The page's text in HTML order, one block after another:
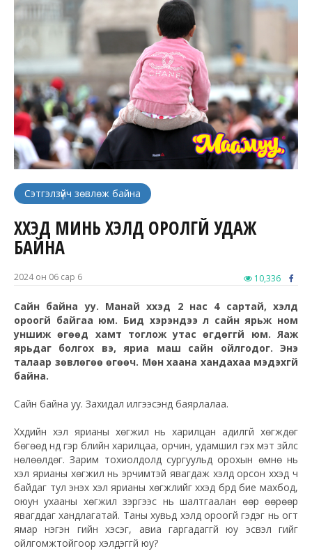
Сэтгэлзүйч зөвлөж байна
ХҮҮХЭД МИНЬ ХЭЛД ОРОЛГҮЙ УДАЖ
БАЙНА
2024 он 06 сар 6 10,336
Сайн байна уу. Манай хүүхэд 2 нас 4 сартай, хэлд
ороогүй байгаа юм. Бид хэрэндээ л сайн ярьж ном
уншиж өгөөд хамт тоглож утас өгдөггүй юм. Яаж
ярьдаг болгох вэ, яриа маш сайн ойлгодог. Энэ
талаар зөвлөгөө өгөөч. Мөн хаана хандахаа мэдэхгүй
байна.
Сайн байна уу. Захидал илгээсэнд баярлалаа.
Хүүхдийн хэл ярианы хөгжил нь харилцан адилгүй хөгждөг
бөгөөд үүнд гэр бүлийн харилцаа, орчин, удамшил гэх мэт зүйлс
нөлөөлдөг. Зарим тохиолдолд сургуульд орохын өмнө нь
хэл ярианы хөгжил нь эрчимтэй явагдаж хэлд орсон хүүхэд ч
байдаг тул энэхүү хэл ярианы хөгжлийг хүүхэд бүрд бие махбод,
оюун ухааны хөгжил зэргээс нь шалтгаалан өөр өөрөөр
явагддаг хандлагатай. Таны хувьд хэлд ороогүй гэдэг нь огт
ямар нэгэн үгийн хэсэг, авиа гаргадаггүй юу эсвэл үгийг
ойлгомжтойгоор хэлдэггүй юу?